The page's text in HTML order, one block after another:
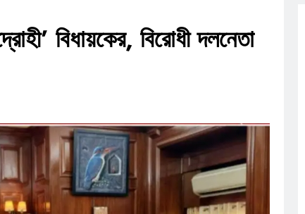
বিধায়কের, বিরোধী দলনেতা